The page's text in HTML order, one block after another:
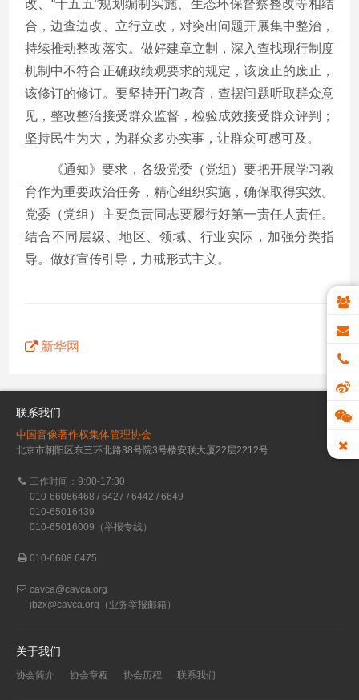
改、“十五五”规划编制实施、生态环保督察整改等相结
合，边查边改、立行立改，对突出问题开展集中整治，
持续推动整改落实。做好建章立制，深入查找现行制度
机制中不符合正确政绩观要求的规定，该废止的废止，
该修订的修订。要坚持开门教育，查摆问题听取群众意
见，整改整治接受群众监督，检验成效接受群众评判；
坚持民生为大，为群众多办实事，让群众可感可及。
《通知》要求，各级党委（党组）要把开展学习教
育作为重要政治任务，精心组织实施，确保取得实效。
党委（党组）主要负责同志要履行好第一责任人责任。
结合不同层级、地区、领域、行业实际，加强分类指
导。做好宣传引导，力戒形式主义。
新华网
联系我们
中国音像著作权集体管理协会
北京市朝阳区东三环北路38号院3号楼安联大厦22层2212号
工作时间：9:00-17:30
010-66086468 / 6427 / 6442 / 6649
010-65016439
010-65016009（举报专线）
010-6608 6475
cavca@cavca.org
jbzx@cavca.org （业务举报邮箱）
关于我们
协会简介 协会章程 协会历程 联系我们